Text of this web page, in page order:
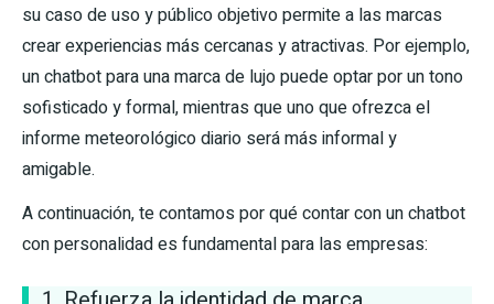
su caso de uso y público objetivo permite a las marcas
crear experiencias más cercanas y atractivas. Por ejemplo,
un chatbot para una marca de lujo puede optar por un tono
sofisticado y formal, mientras que uno que ofrezca el
informe meteorológico diario será más informal y
amigable.
A continuación, te contamos por qué contar con un chatbot
con personalidad es fundamental para las empresas: